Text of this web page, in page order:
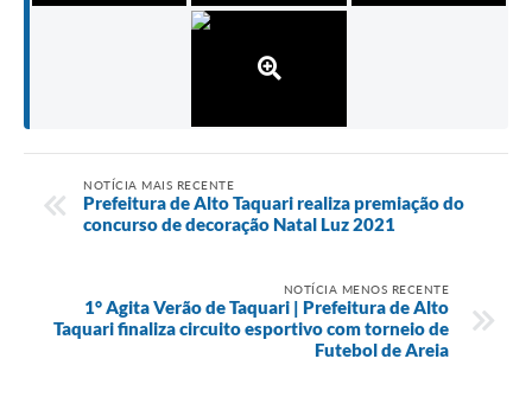
NOTÍCIA MAIS RECENTE
Prefeitura de Alto Taquari realiza premiação do
concurso de decoração Natal Luz 2021
NOTÍCIA MENOS RECENTE
1° Agita Verão de Taquari | Prefeitura de Alto
Taquari finaliza circuito esportivo com torneio de
Futebol de Areia